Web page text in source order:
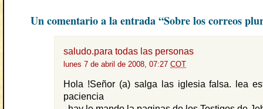
Un comentario a la entrada “Sobre los correos
saludo.para todas las personas
lunes 7 de abril de 2008, 07:27 COT
Hola !Señor (a) salga las iglesia falsa. lea
paciencia